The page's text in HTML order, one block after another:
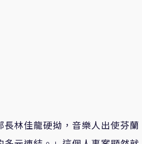
林佳龍硬拗，音樂人出使芬蘭